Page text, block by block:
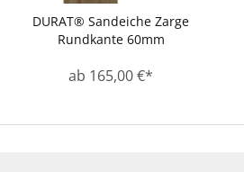
DURAT® Sandeiche Zarge
Rundkante 60mm
ab 165,00 €*